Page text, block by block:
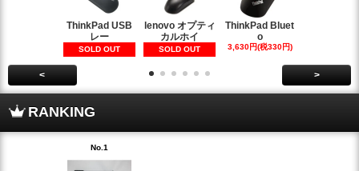
ThinkPad USB
レー
SOLD OUT
lenovo オプティ
カルホイ
SOLD OUT
ThinkPad Bluet
o
3,630円(税330円)
< >
RANKING
No.1